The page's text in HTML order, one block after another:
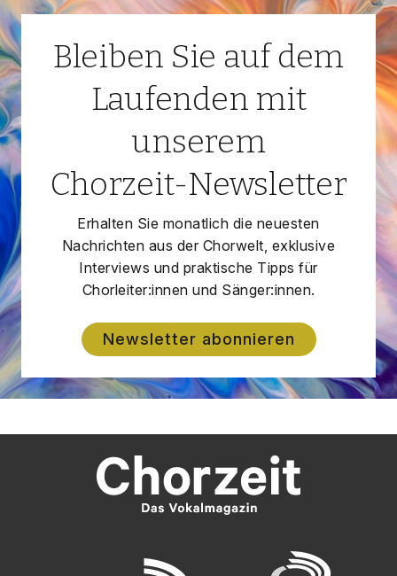
Bleiben Sie auf dem
Laufenden mit
unserem
Chorzeit-Newsletter
Erhalten Sie monatlich die neuesten
Nachrichten aus der Chorwelt, exklusive
Interviews und praktische Tipps für
Chorleiter:innen und Sänger:innen.
Newsletter abonnieren